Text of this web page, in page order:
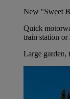
New "Sweet
Quick
train station
Large garden,